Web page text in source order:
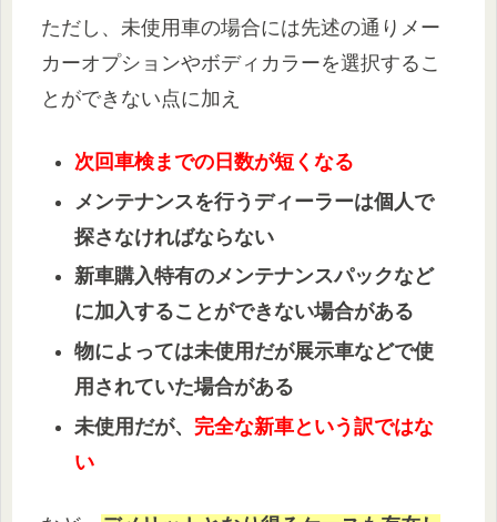
ただし、未使用車の場合には先述の通りメー
カーオプションやボディカラーを選択するこ
とができない点に加え
次回車検までの日数が短くなる
メンテナンスを行うディーラーは個人で
探さなければならない
新車購入特有のメンテナンスパックなど
に加入することができない場合がある
物によっては未使用だが展示車などで使
用されていた場合がある
未使用だが、 完全な新車という訳ではな
い